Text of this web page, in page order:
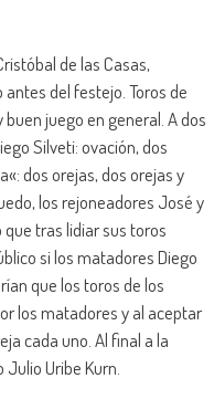
de las Casas,
del festejo. Toros de
juego en general. A dos
Silveti: ovación, dos
dos orejas, dos orejas y
los rejoneadores José y
tras lidiar sus toros
si los matadores Diego
que los toros de los
los matadores y al aceptar
cada uno. Al final a la
Uribe Kurn.